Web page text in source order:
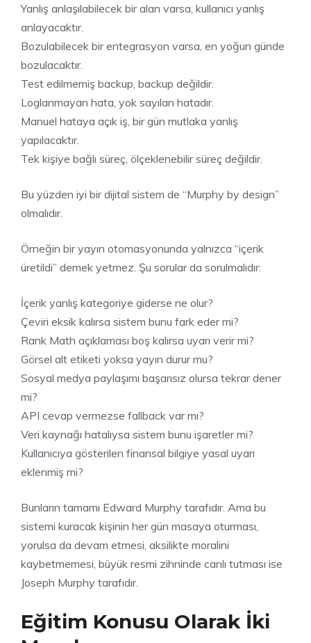
Yanlış anlaşılabilecek bir alan varsa, kullanıcı yanlış
anlayacaktır.
Bozulabilecek bir entegrasyon varsa, en yoğun günde
bozulacaktır.
Test edilmemiş backup, backup değildir.
Loglanmayan hata, yok sayılan hatadır.
Manuel hataya açık iş, bir gün mutlaka yanlış
yapılacaktır.
Tek kişiye bağlı süreç, ölçeklenebilir süreç değildir.
Bu yüzden iyi bir dijital sistem de “Murphy by design”
olmalıdır.
Örneğin bir yayın otomasyonunda yalnızca “içerik
üretildi” demek yetmez. Şu sorular da sorulmalıdır:
İçerik yanlış kategoriye giderse ne olur?
Çeviri eksik kalırsa sistem bunu fark eder mi?
Rank Math açıklaması boş kalırsa uyarı verir mi?
Görsel alt etiketi yoksa yayın durur mu?
Sosyal medya paylaşımı başarısız olursa tekrar dener
mi?
API cevap vermezse fallback var mı?
Veri kaynağı hatalıysa sistem bunu işaretler mi?
Kullanıcıya gösterilen finansal bilgiye yasal uyarı
eklenmiş mi?
Bunların tamamı Edward Murphy tarafıdır. Ama bu
sistemi kuracak kişinin her gün masaya oturması,
yorulsa da devam etmesi, aksilikte moralini
kaybetmemesi, büyük resmi zihninde canlı tutması ise
Joseph Murphy tarafıdır.
Eğitim Konusu Olarak İki